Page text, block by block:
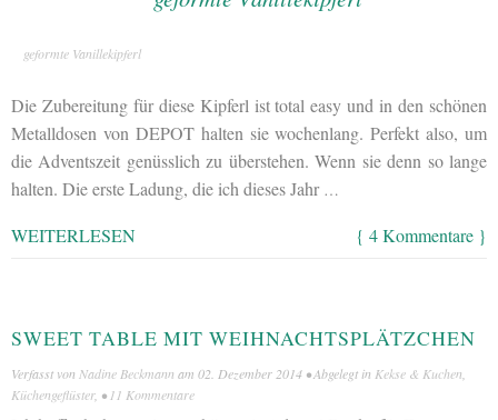
geformte Vanillekipferl
Die Zubereitung für diese Kipferl ist total easy und in den schönen
Metalldosen von DEPOT halten sie wochenlang. Perfekt also, um
die Adventszeit genüsslich zu überstehen. Wenn sie denn so lange
halten. Die erste Ladung, die ich dieses Jahr …
WEITERLESEN { 4 Kommentare }
SWEET TABLE MIT WEIHNACHTSPLÄTZCHEN
Verfasst von Nadine Beckmann am 02. Dezember 2014 • Abgelegt in Kekse & Kuchen
Küchengeflüster, • 11 Kommentare